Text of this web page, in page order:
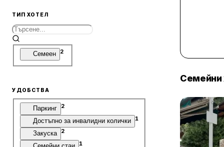
ТИП ХОТЕЛ
Семеен 2
УДОБСТВА
Паркинг 2
Достъпно за инвалидни колички 1
Закуска 2
1
Семейни